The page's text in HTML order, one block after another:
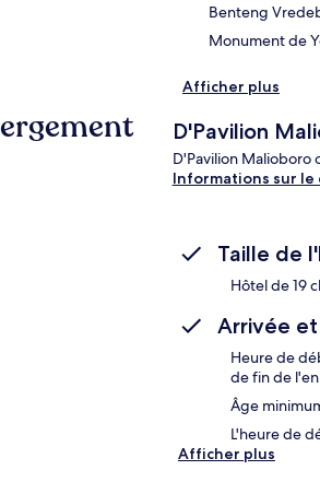
Benteng
Monument de
Afficher plus
D'Pavilion
D'Pavilion Malioboro
Informations sur
Taille de
Hôtel de 19
Arrivée
Heure de
de fin de
Âge
L'heure de
Afficher plus